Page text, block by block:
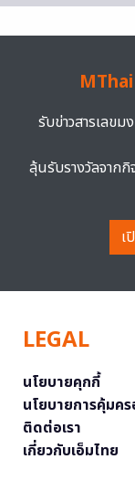
MThai
รับข่าวสารเลขม
ลุ้นรับรางวัลจาก
เ
LEGAL
นโยบายคุกกี้
นโยบายการคุ้มค
ติดต่อเรา
เกี่ยวกับเอ็มไทย